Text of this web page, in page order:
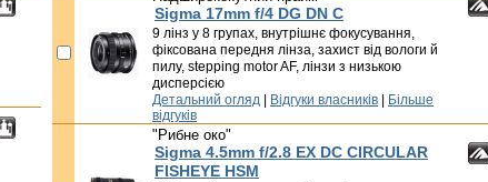
Sigma 17mm f/4 DG DN C
9 лінз у 8 групах, внутрішнє фокусування,
фіксована передня лінза, захист від вологи й
пилу, stepping motor AF, лінзи з низькою
дисперсією
Детальний огляд Відгуки власників
Більше
відгуків
"Рибне око"
Sigma 4.5mm f/2.8 EX DC CIRCULAR
FISHEYE HSM